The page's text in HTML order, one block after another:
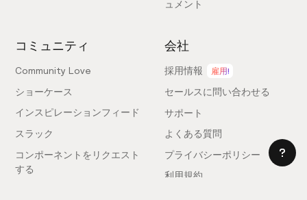
ュメント
コミュニティ
Community Love
ショーケース
インスピレーションフィード
スラック
コンポーネントをリクエスト
する
会社
採用情報 雇用!
セールスに問い合わせる
サポート
よくある質問
プライバシーポリシー
利用規約